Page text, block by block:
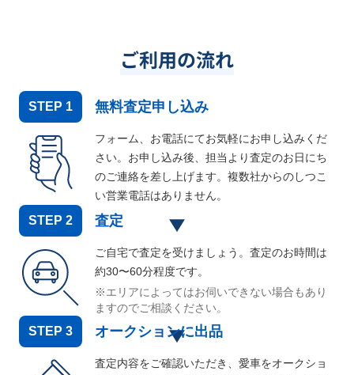
ご利用の流れ
STEP 1 無料査定申し込み
フォーム、お電話にてお気軽にお申し込みくだ
さい。お申し込み後、担当より査定のお日にち
のご連絡を差し上げます。複数社からのしつこ
い営業電話はありません。
STEP 2 査定
ご自宅で査定を受けましょう。査定のお時間は
約30〜60分程度です。
※エリアによってはお伺いできない場合もあり
ますのでご相談ください。
STEP 3 オークションに出品
査定内容をご確認いただき、愛車をオークショ